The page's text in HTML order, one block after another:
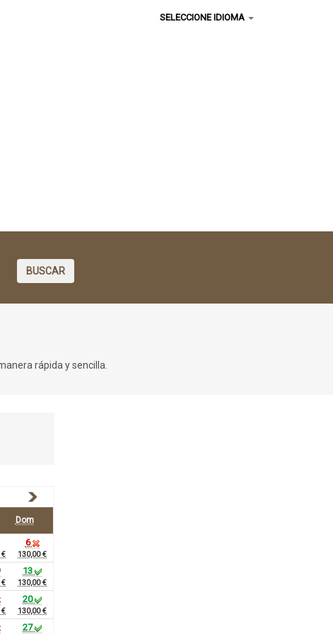
SELECCIONE IDIOMA
BUSCAR
rápida y sencilla.
Dom
€
6
130,00 €
€
13
130,00 €
€
20
130,00 €
27